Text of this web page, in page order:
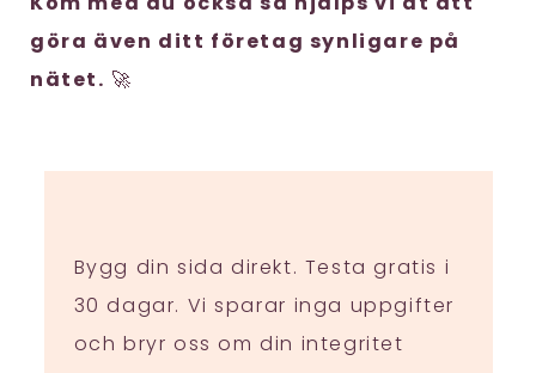
göra även ditt företag synligare på
nätet. 🚀
Bygg din sida direkt. Testa gratis i
30 dagar. Vi sparar inga uppgifter
och bryr oss om din integritet